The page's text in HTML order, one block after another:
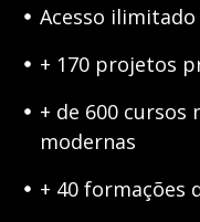
Acesso
+ 170 projetos
+ de 600 cursos
modernas
+ 40 formações